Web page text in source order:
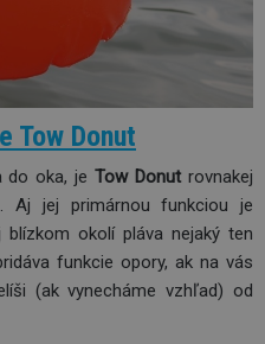
Tow Donut
do oka, jeTow Donut rovnakej
Aj jej primárnou funkciou je
okolí pláva nejaký ten
funkcie opory, ak na vás
(ak vynecháme vzhľad) od